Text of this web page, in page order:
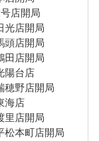
店開局
光店開局
頭店開局
田店開局
陽台店
穂野店開局
海店
里店開局
松本町店開局